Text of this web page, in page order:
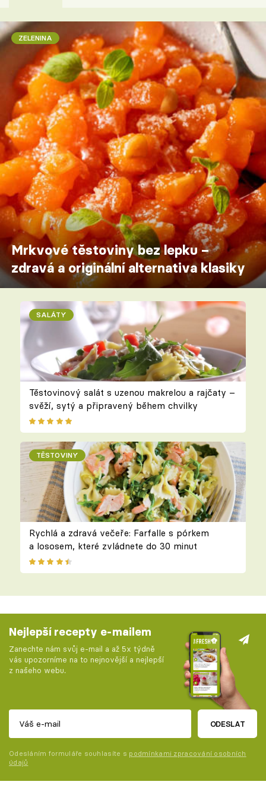
ZELENINA
Mrkvové těstoviny bez lepku –
zdravá a originální alternativa klasiky
SALÁTY
Těstovinový salát s uzenou makrelou a rajčaty –
svěží, sytý a připravený během chvilky
TĚSTOVINY
Rychlá a zdravá večeře: Farfalle s pórkem
a lososem, které zvládnete do 30 minut
Nejlepší recepty e-mailem
Zanechte nám svůj e-mail a až 5x týdně
vás upozorníme na to nejnovější a nejlepší
z našeho webu.
ODESLAT
Odesláním formuláře souhlasíte s podmínkami zpracování osobních
údajů